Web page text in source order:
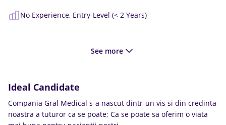
No Experience, Entry-Level (< 2 Years)
See more
Ideal Candidate
Compania Gral Medical s-a nascut dintr-un vis si din credinta
noastra a tuturor ca se poate; Ca se poate sa oferim o viata